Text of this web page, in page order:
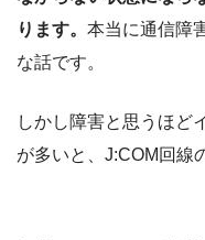
ります。 本当に通信障
な話です。
しかし障害と思うほど
が多いと、J:COM回線